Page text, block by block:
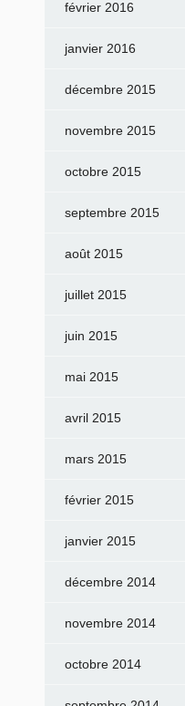
février 2016
janvier 2016
décembre 2015
novembre 2015
octobre 2015
septembre 2015
août 2015
juillet 2015
juin 2015
mai 2015
avril 2015
mars 2015
février 2015
janvier 2015
décembre 2014
novembre 2014
octobre 2014